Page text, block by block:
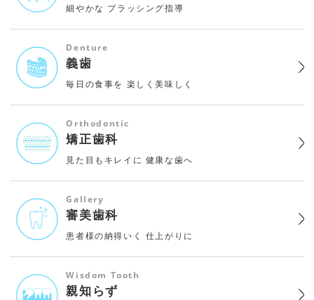
細やかな ブラッシング指導
Denture
義歯
毎日の食事を 楽しく美味しく
Orthodontic
矯正歯科
見た目もキレイに 健康な歯へ
Gallery
審美歯科
患者様の納得いく 仕上がりに
Wisdom Tooth
親知らず